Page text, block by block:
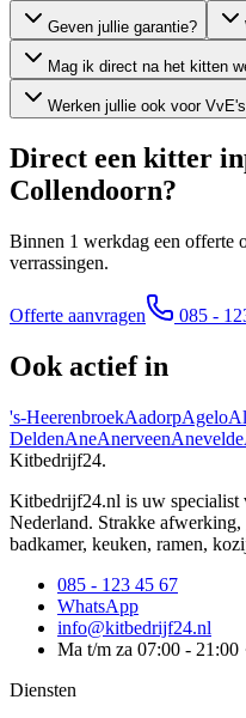
Geven jullie garantie?
Mag ik direct na het kitten
Werken jullie ook voor
Direct een kitter
Collendoorn?
Binnen 1 werkdag een offerte
verrassingen.
Offerte aanvragen 085 -
Ook actief in
's-HeerenbroekAadorpAgelo
DeldenAneAnerveenAnevelde
Kitbedrijf24.
Kitbedrijf24.nl is uw specialist
Nederland. Strakke
badkamer, keuken, ramen,
085 - 123 45 67
WhatsApp
info@kitbedrijf24.nl
Ma t/m za 07:00 - 21:00
Diensten